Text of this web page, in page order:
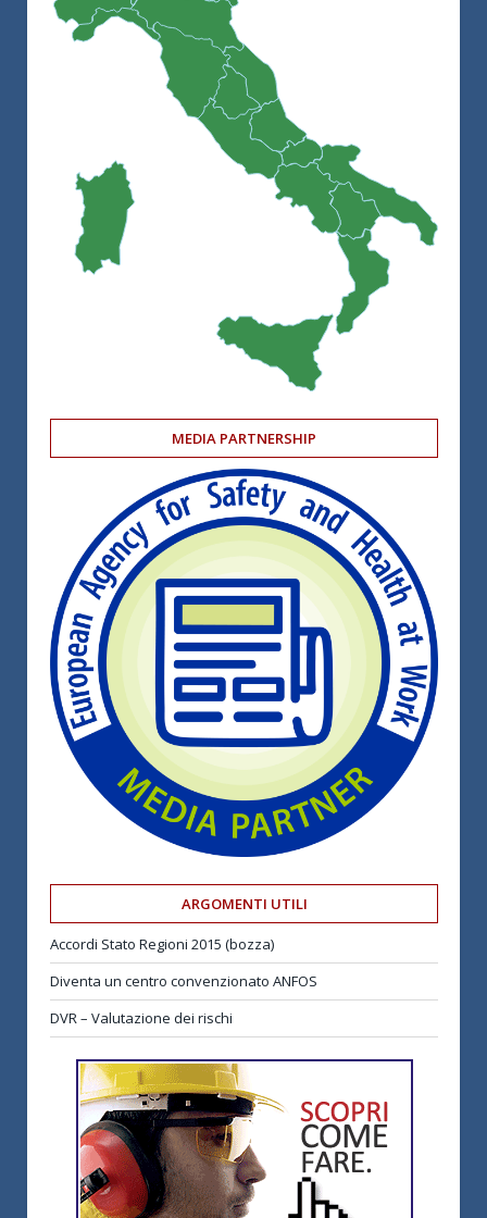
MEDIA PARTNERSHIP
ARGOMENTI UTILI
Accordi Stato Regioni 2015 (bozza)
Diventa un centro convenzionato ANFOS
DVR – Valutazione dei rischi